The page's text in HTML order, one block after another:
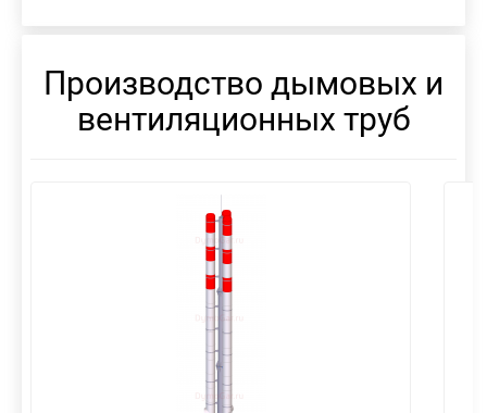
Производство дымовых и
вентиляционных труб